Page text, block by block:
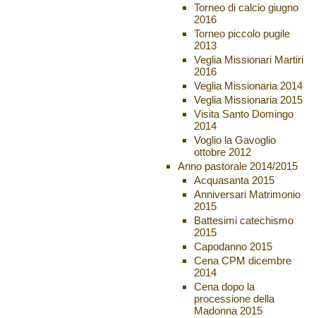
Torneo di calcio giugno
2016
Torneo piccolo pugile
2013
Veglia Missionari Martiri
2016
Veglia Missionaria 2014
Veglia Missionaria 2015
Visita Santo Domingo
2014
Voglio la Gavoglio
ottobre 2012
Anno pastorale 2014/2015
Acquasanta 2015
Anniversari Matrimonio
2015
Battesimi catechismo
2015
Capodanno 2015
Cena CPM dicembre
2014
Cena dopo la
processione della
Madonna 2015